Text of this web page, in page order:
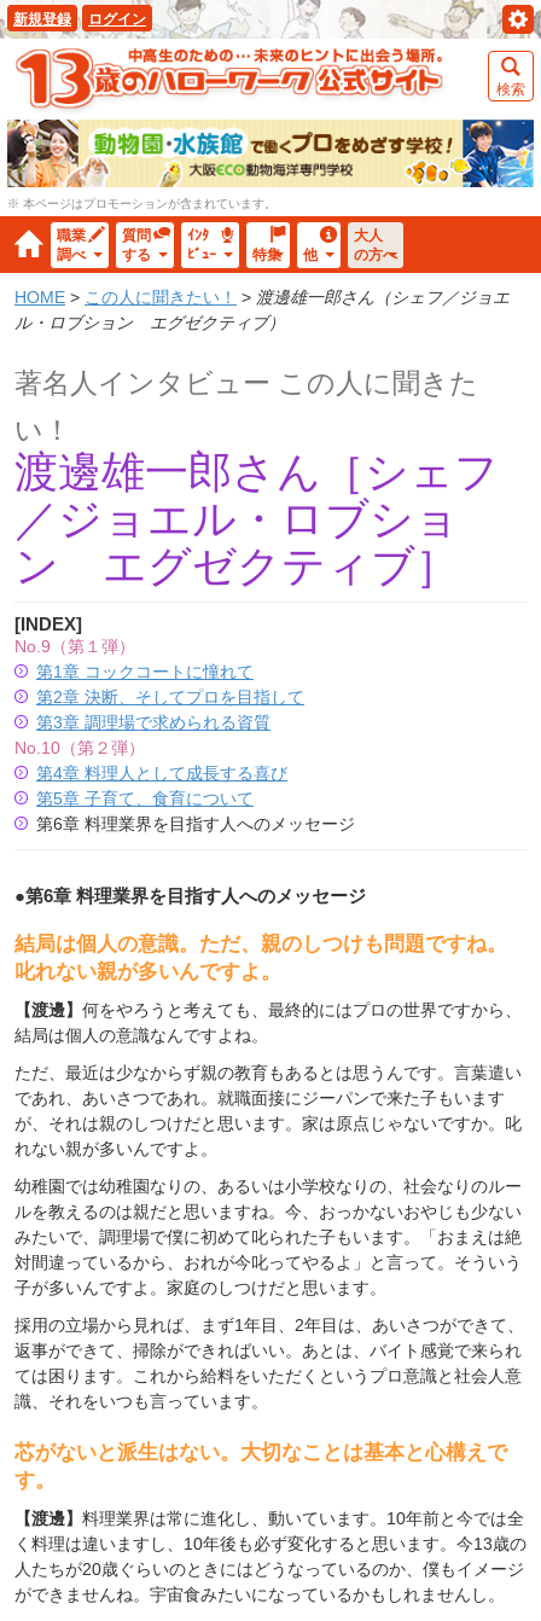
新規登録 ログイン
検索
※ 本ページはプロモーションが含まれています。
職業
調べ
質問
する
ｲﾝﾀ
ﾋﾞｭｰ
特集 他
大人
の方へ
HOME > この人に聞きたい！ > 渡邊雄一郎さん（シェフ／ジョエ
ル・ロブション エグゼクティブ）
著名人インタビュー この人に聞きた
い！
渡邊雄一郎さん［シェフ
／ジョエル・ロブショ
ン エグゼクティブ］
[INDEX]
No.9（第１弾）
第1章 コックコートに憧れて
第2章 決断、そしてプロを目指して
第3章 調理場で求められる資質
No.10（第２弾）
第4章 料理人として成長する喜び
第5章 子育て、食育について
第6章 料理業界を目指す人へのメッセージ
●第6章 料理業界を目指す人へのメッセージ
結局は個人の意識。ただ、親のしつけも問題ですね。
叱れない親が多いんですよ。
【渡邊】 何をやろうと考えても、最終的にはプロの世界ですから、
結局は個人の意識なんですよね。
ただ、最近は少なからず親の教育もあるとは思うんです。言葉遣い
であれ、あいさつであれ。就職面接にジーパンで来た子もいます
が、それは親のしつけだと思います。家は原点じゃないですか。叱
れない親が多いんですよ。
幼稚園では幼稚園なりの、あるいは小学校なりの、社会なりのルー
ルを教えるのは親だと思いますね。今、おっかないおやじも少ない
みたいで、調理場で僕に初めて叱られた子もいます。「おまえは絶
対間違っているから、おれが今叱ってやるよ」と言って。そういう
子が多いんですよ。家庭のしつけだと思います。
採用の立場から見れば、まず1年目、2年目は、あいさつができて、
返事ができて、掃除ができればいい。あとは、バイト感覚で来られ
ては困ります。これから給料をいただくというプロ意識と社会人意
識、それをいつも言っています。
芯がないと派生はない。大切なことは基本と心構えで
す。
【渡邊】 料理業界は常に進化し、動いています。10年前と今では全
く料理は違いますし、10年後も必ず変化すると思います。今13歳の
人たちが20歳ぐらいのときにはどうなっているのか、僕もイメージ
ができませんね。宇宙食みたいになっているかもしれませんし。